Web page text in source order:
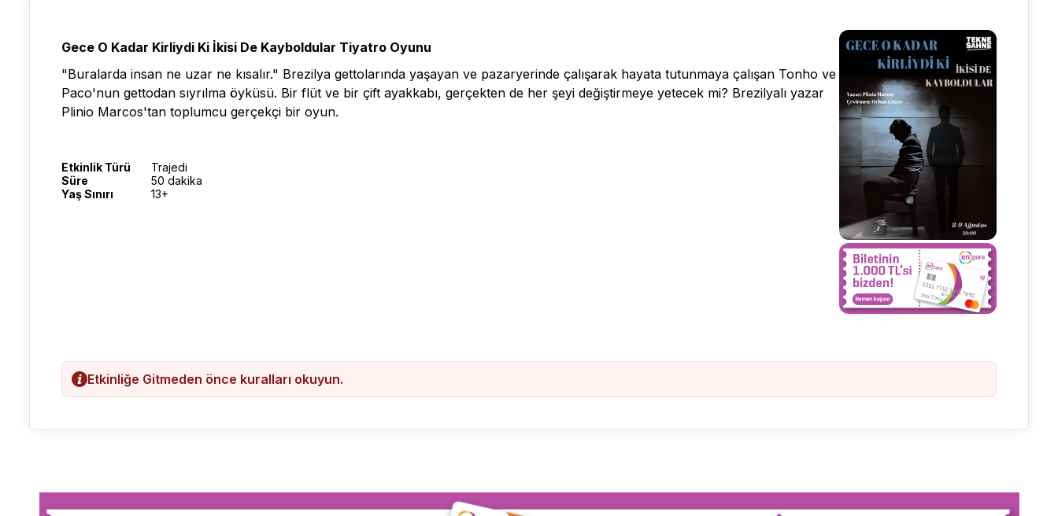
Gece O Kadar Kirliydi Ki İkisi De Kayboldular Tiyatro Oyunu
"Buralarda insan ne uzar ne kısalır." Brezilya gettolarında yaşayan ve pazaryerinde çalışarak hayata tutunmaya çalışan Tonho ve
Paco'nun gettodan sıyrılma öyküsü. Bir flüt ve bir çift ayakkabı, gerçekten de her şeyi değiştirmeye yetecek mi? Brezilyalı yazar
Plinio Marcos'tan toplumcu gerçekçi bir oyun.
Etkinlik Türü
Trajedi
Süre
50 dakika
Yaş Sınırı
13+
Etkinliğe Gitmeden önce kuralları okuyun.